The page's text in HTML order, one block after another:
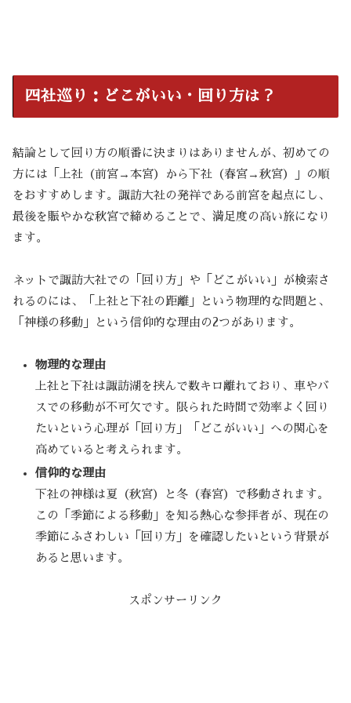
四社巡り：どこがいい・回り方は？
結論として回り方の順番に決まりはありませんが、初めての
方には「上社（前宮→本宮）から下社（春宮→秋宮）」の順
をおすすめします。諏訪大社の発祥である前宮を起点にし、
最後を賑やかな秋宮で締めることで、満足度の高い旅になり
ます。
ネットで諏訪大社での「回り方」や「どこがいい」が検索さ
れるのには、「上社と下社の距離」という物理的な問題と、
「神様の移動」という信仰的な理由の2つがあります。
物理的な理由
上社と下社は諏訪湖を挟んで数キロ離れており、車やバ
スでの移動が不可欠です。限られた時間で効率よく回り
たいという心理が「回り方」「どこがいい」への関心を
高めていると考えられます。
信仰的な理由
下社の神様は夏（秋宮）と冬（春宮）で移動されます。
この「季節による移動」を知る熱心な参拝者が、現在の
季節にふさわしい「回り方」を確認したいという背景が
あると思います。
スポンサーリンク